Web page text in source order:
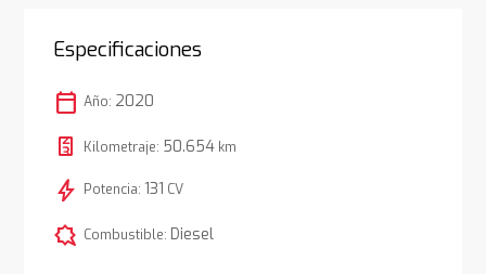
Especificaciones
calendar_today Año: 2020
Kilometraje: 50.654km
bolt Potencia: 131 CV
comic_bubble Combustible: Diesel